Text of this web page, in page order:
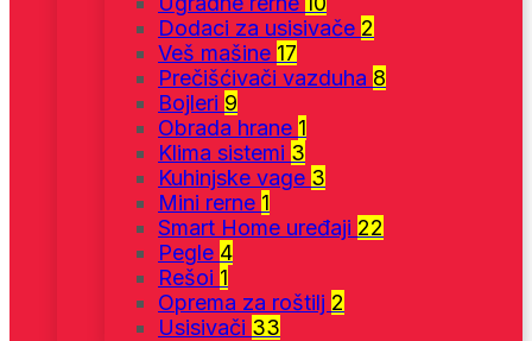
Dodaci za usisivače 2
Veš mašine 17
Prečišćivači vazduha 8
Bojleri 9
Obrada hrane 1
Klima sistemi 3
Kuhinjske vage 3
Mini rerne 1
Smart Home uređaji 22
Pegle 4
Rešoi 1
Oprema za roštilj 2
Usisivači 33